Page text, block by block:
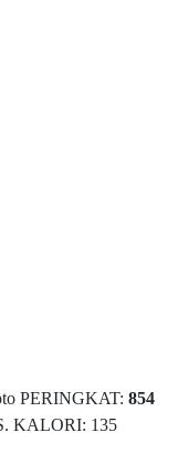
PERINGKAT: 854
KALORI: 135